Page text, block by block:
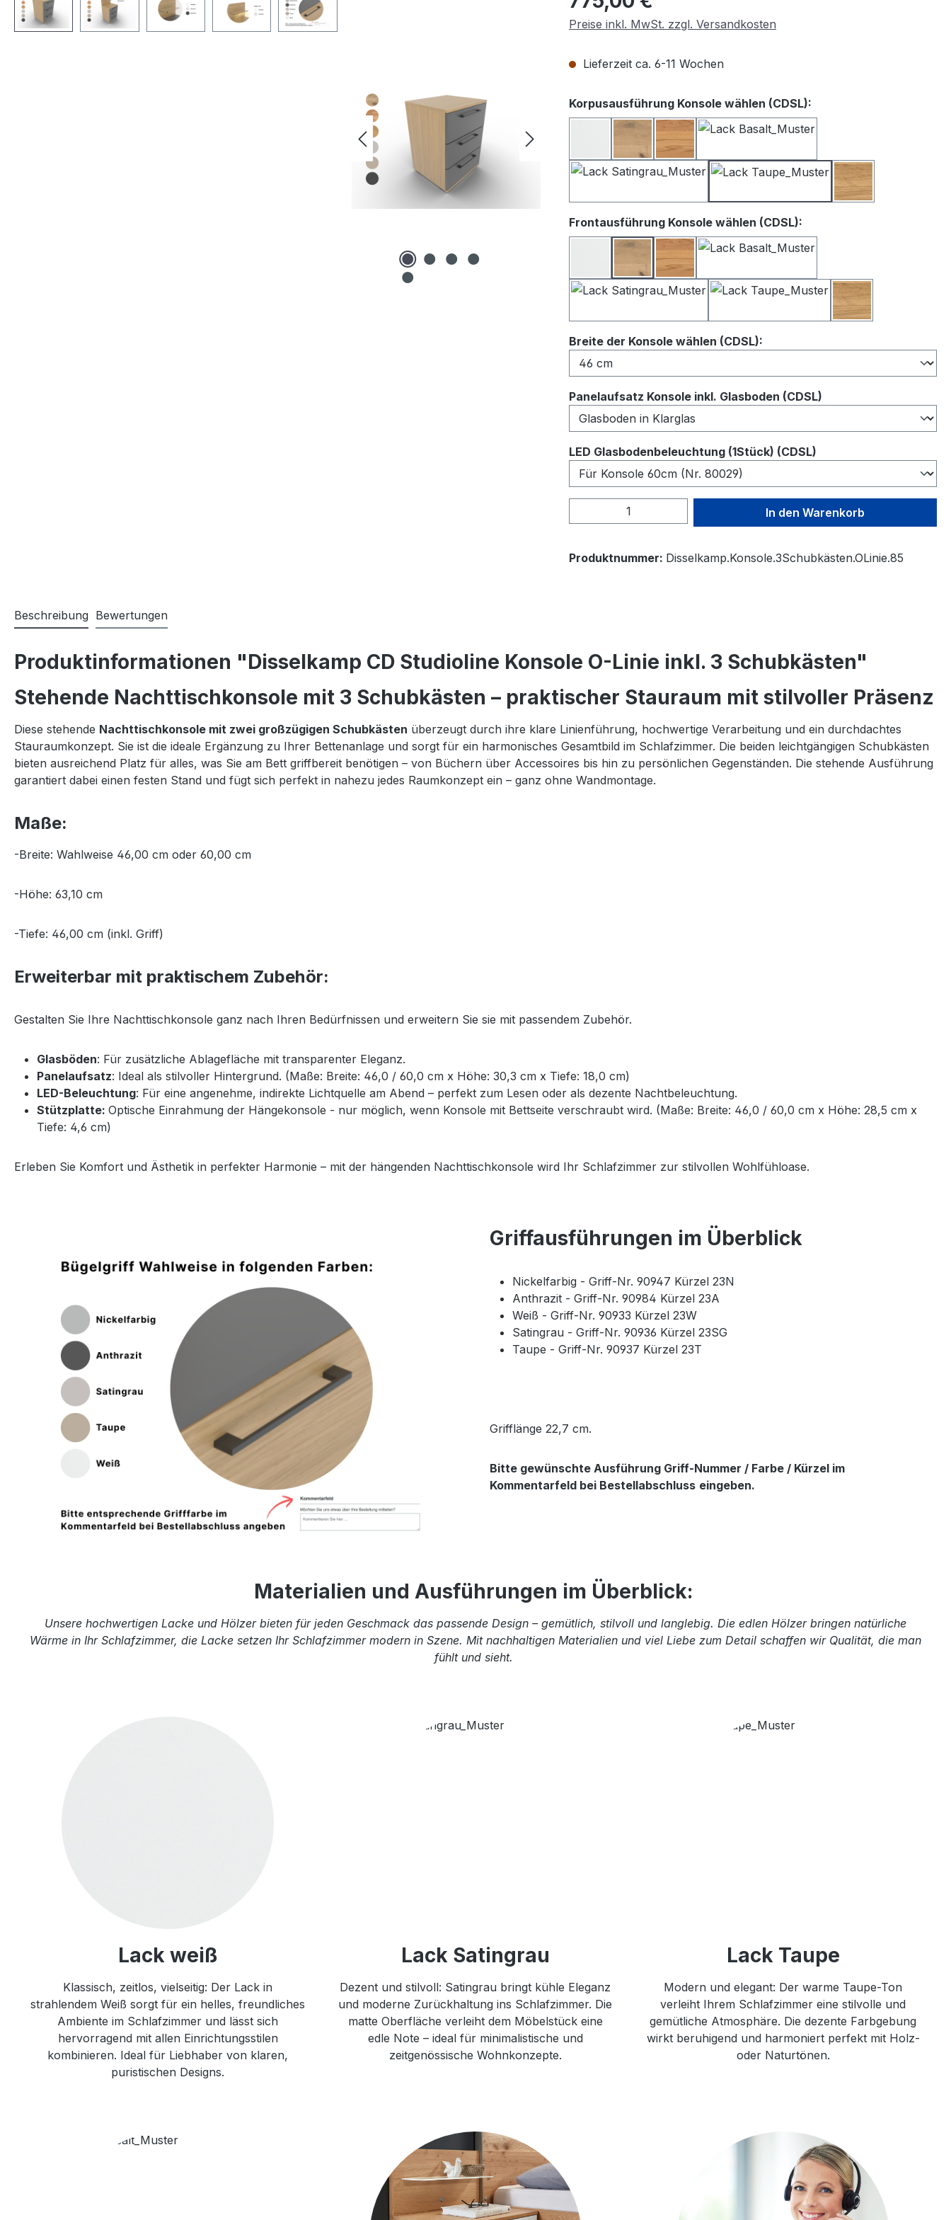
Preise inkl. MwSt. zzgl. Versandkosten
Lieferzeit ca. 6-11 Wochen
Korpusausführung Konsole wählen (CDSL):
BalkeneicheKernbuche
Wildeiche
Frontausführung Konsole wählen (CDSL):
BalkeneicheKernbuche
Wildeiche
Breite der Konsole wählen (CDSL):
Panelaufsatz Konsole inkl. Glasboden (CDSL)
LED Glasbodenbeleuchtung (1Stück) (CDSL)
Produkt Anzahl: Gib den gewünschten Wert
In den Warenkorb
Produktnummer: Disselkamp.Konsole.3Schubkästen.OLinie.85
Beschreibung Bewertungen
Produktinformationen "Disselkamp CD Studioline Konsole O-Linie inkl. 3 Schubkästen"
Stehende Nachttischkonsole mit 3 Schubkästen – praktischer Stauraum mit stilvoller Präsenz
Diese stehende Nachttischkonsole mit zwei großzügigen Schubkästen überzeugt durch ihre klare Linienführung, hochwertige Verarbeitung und ein durchdachtes
Stauraumkonzept. Sie ist die ideale Ergänzung zu Ihrer Bettenanlage und sorgt für ein harmonisches Gesamtbild im Schlafzimmer. Die beiden leichtgängigen Schubkästen
bieten ausreichend Platz für alles, was Sie am Bett griffbereit benötigen – von Büchern über Accessoires bis hin zu persönlichen Gegenständen. Die stehende Ausführung
garantiert dabei einen festen Stand und fügt sich perfekt in nahezu jedes Raumkonzept ein – ganz ohne Wandmontage.
Maße:
-Breite: Wahlweise 46,00 cm oder 60,00 cm
-Höhe: 63,10 cm
-Tiefe: 46,00 cm (inkl. Griff)
Erweiterbar mit praktischem Zubehör:
Gestalten Sie Ihre Nachttischkonsole ganz nach Ihren Bedürfnissen und erweitern Sie sie mit passendem Zubehör.
Glasböden: Für zusätzliche Ablagefläche mit transparenter Eleganz.
Panelaufsatz: Ideal als stilvoller Hintergrund. (Maße: Breite: 46,0 / 60,0 cm x Höhe: 30,3 cm x Tiefe: 18,0 cm)
LED-Beleuchtung: Für eine angenehme, indirekte Lichtquelle am Abend – perfekt zum Lesen oder als dezente Nachtbeleuchtung.
Stützplatte: Optische Einrahmung der Hängekonsole - nur möglich, wenn Konsole mit Bettseite verschraubt wird. (Maße: Breite: 46,0 / 60,0 cm x Höhe: 28,5 cm x
Tiefe: 4,6 cm)
Erleben Sie Komfort und Ästhetik in perfekter Harmonie – mit der hängenden Nachttischkonsole wird Ihr Schlafzimmer zur stilvollen Wohlfühloase.
Griffausführungen im Überblick
Nickelfarbig - Griff-Nr. 90947 Kürzel 23N
Anthrazit - Griff-Nr. 90984 Kürzel 23A
Weiß - Griff-Nr. 90933 Kürzel 23W
Satingrau - Griff-Nr. 90936 Kürzel 23SG
Taupe - Griff-Nr. 90937 Kürzel 23T
Grifflänge 22,7 cm.
Bitte gewünschte Ausführung Griff-Nummer / Farbe / Kürzel im
Kommentarfeld bei Bestellabschluss eingeben.
Materialien und Ausführungen im Überblick:
Unsere hochwertigen Lacke und Hölzer bieten für jeden Geschmack das passende Design – gemütlich, stilvoll und langlebig. Die edlen Hölzer bringen natürliche
Wärme in Ihr Schlafzimmer, die Lacke setzen Ihr Schlafzimmer modern in Szene. Mit nachhaltigen Materialien und viel Liebe zum Detail schaffen wir Qualität, die man
fühlt und sieht.
Lack weiß
Klassisch, zeitlos, vielseitig: Der Lack in
strahlendem Weiß sorgt für ein helles, freundliches
Ambiente im Schlafzimmer und lässt sich
hervorragend mit allen Einrichtungsstilen
kombinieren. Ideal für Liebhaber von klaren,
puristischen Designs.
Lack Satingrau
Dezent und stilvoll: Satingrau bringt kühle Eleganz
und moderne Zurückhaltung ins Schlafzimmer. Die
matte Oberfläche verleiht dem Möbelstück eine
edle Note – ideal für minimalistische und
zeitgenössische Wohnkonzepte.
Lack Taupe
Modern und elegant: Der warme Taupe-Ton
verleiht Ihrem Schlafzimmer eine stilvolle und
gemütliche Atmosphäre. Die dezente Farbgebung
wirkt beruhigend und harmoniert perfekt mit Holz-
oder Naturtönen.